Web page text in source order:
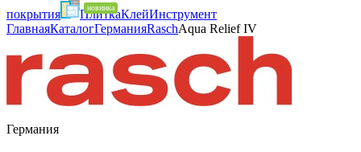
покрытия
ПлиткаКлейИнструмент
ГлавнаяКаталогГерманияRaschAqua Relief IV
Германия